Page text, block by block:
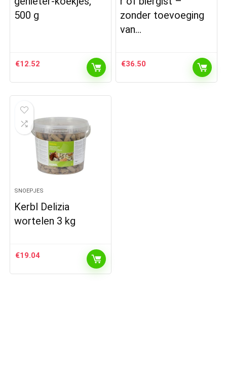
500 g
€12.52
zonder toevoeging
van…
€36.50
SNOEPJES
Kerbl Delizia
wortelen 3 kg
€19.04